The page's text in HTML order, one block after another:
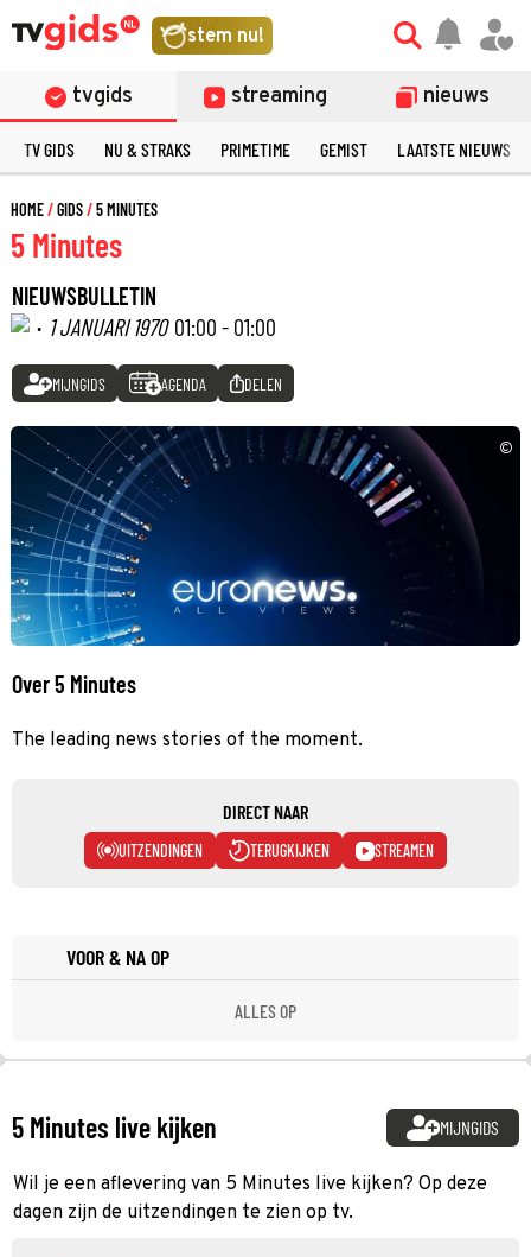
stem nu!
tvgids streaming nieuws
TV GIDS NU & STRAKS PRIMETIME GEMIST LAATSTE NIEUWS
HOME GIDS 5 MINUTES
5 Minutes
NIEUWSBULLETIN
· 1 JANUARI 1970 01:00 - 01:00
MIJNGIDS AGENDA DELEN
©
Over 5 Minutes
The leading news stories of the moment.
DIRECT NAAR
UITZENDINGEN TERUGKIJKEN STREAMEN
VOOR & NA OP
ALLES OP
5 Minutes live kijken MIJNGIDS
Wil je een aflevering van 5 Minutes live kijken? Op deze
dagen zijn de uitzendingen te zien op tv.